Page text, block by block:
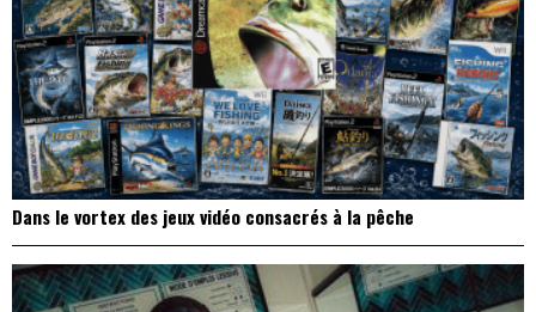
Dans le vortex des jeux vidéo consacrés à la pêche